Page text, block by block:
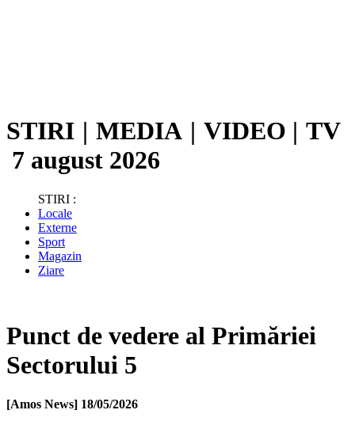
STIRI | MEDIA | VIDEO | TV
7 august 2026
STIRI :
Locale
Externe
Sport
Magazin
Ziare
Punct de vedere al Primăriei
Sectorului 5
[Amos News] 18/05/2026